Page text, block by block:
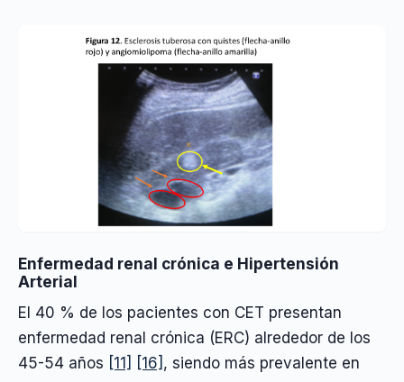
Enfermedad renal crónica e Hipertensión
Arterial
El 40 % de los pacientes con CET presentan
enfermedad renal crónica (ERC) alrededor de los
45-54 años [11] [16] , siendo más prevalente en